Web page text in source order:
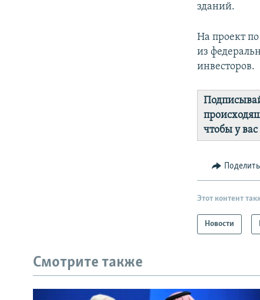
зданий.
На проект
из
инвесторов.
чтобы у
Этот контент
Новости
Смотрите также